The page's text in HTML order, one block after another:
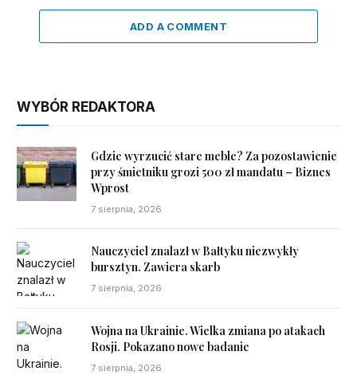
ADD A COMMENT
WYBÓR REDAKTORA
Gdzie wyrzucić stare meble? Za pozostawienie
przy śmietniku grozi 500 zł mandatu – Biznes
Wprost
7 sierpnia, 2026
Nauczyciel znalazł w Bałtyku niezwykły
bursztyn. Zawiera skarb
7 sierpnia, 2026
Wojna na Ukrainie. Wielka zmiana po atakach
Rosji. Pokazano nowe badanie
7 sierpnia, 2026